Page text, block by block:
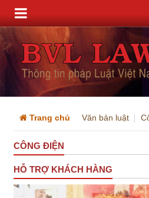
Trang chủ Văn bản luật
CÔNG ĐIỆN
HỖ TRỢ KHÁCH HÀNG